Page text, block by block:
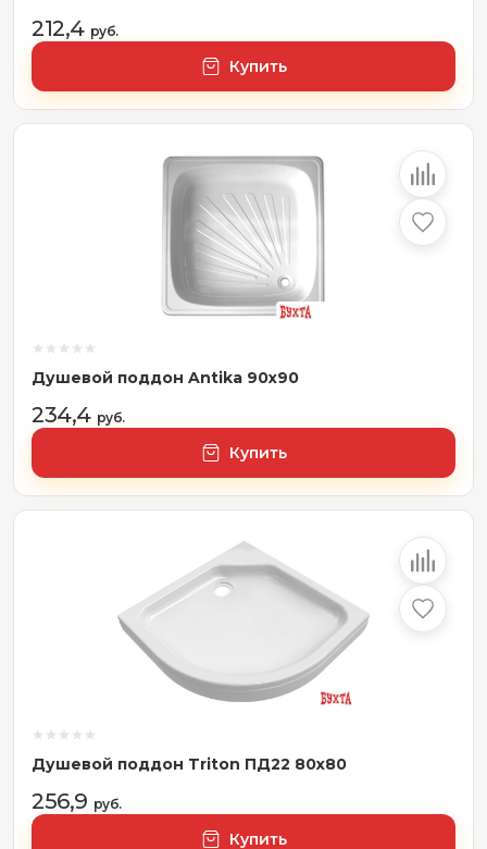
212,4 руб.
Купить
Душевой поддон Antika 90x90
234,4 руб.
Купить
Душевой поддон Triton ПД22 80x80
256,9 руб.
Купить